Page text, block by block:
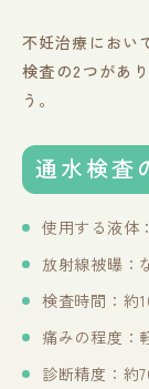
不妊治療におい
検査の2つがあ
う。
通水検査
使用する液体
放射線被曝：
検査時間：約
痛みの程度：
診断精度：約